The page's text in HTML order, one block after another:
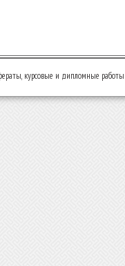
курсовые и дипломные работы